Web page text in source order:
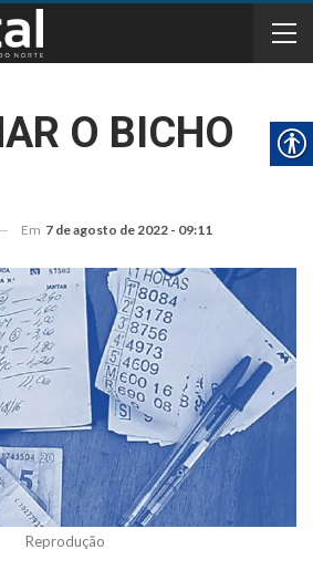
O BICHO
Em 7 de agosto de 2022 - 09:11
Reprodução